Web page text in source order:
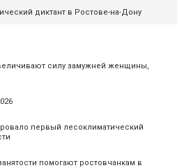
силу замужней женщины,
первый лесоклиматический
помогают ростовчанкам в
диктант в Ростове-на-Дону